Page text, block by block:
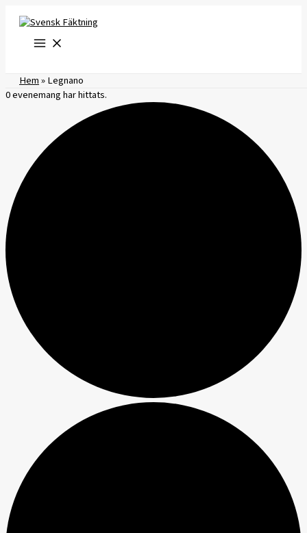
innehåll
Hem»Legnano
0 evenemang har hittats.